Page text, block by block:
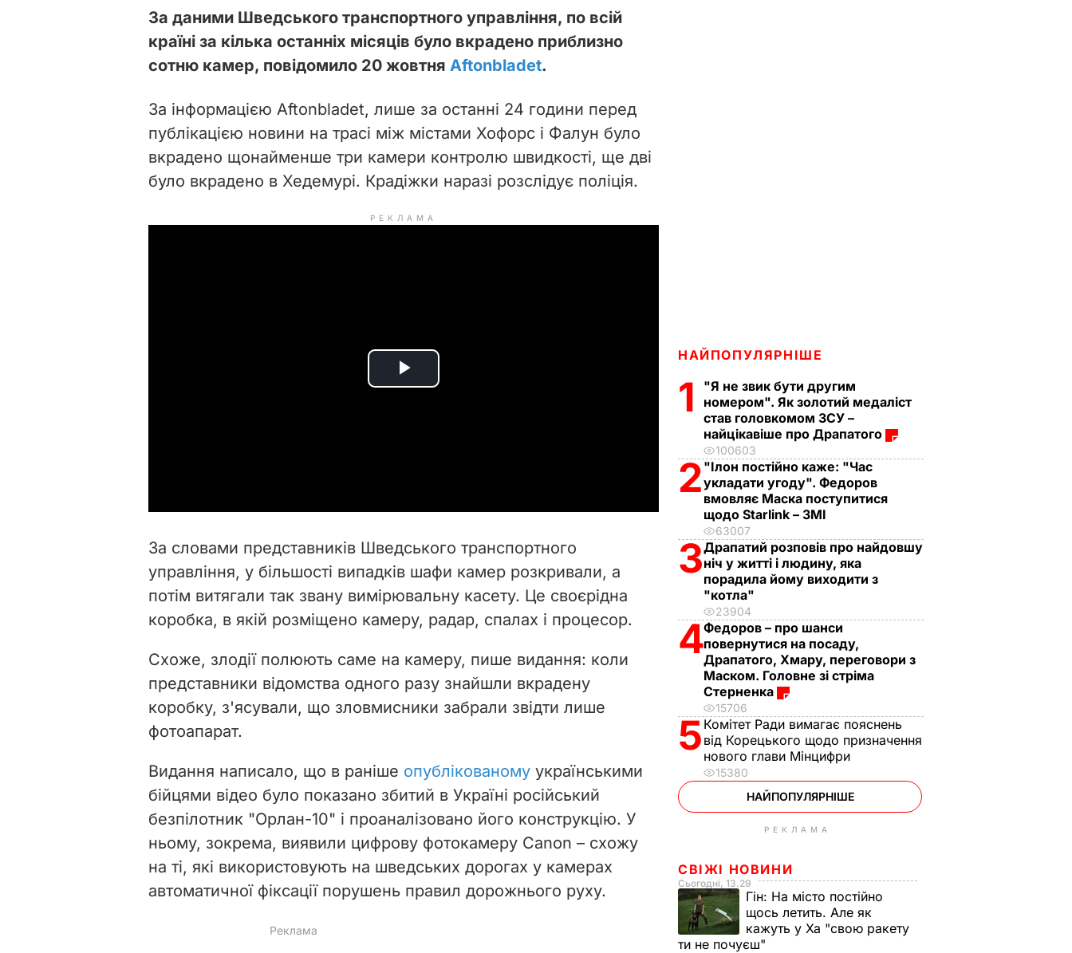
За даними Шведського транспортного управління, по всій
країні за кілька останніх місяців було вкрадено приблизно
сотню камер, повідомило 20 жовтня Aftonbladet.
За інформацією Aftonbladet, лише за останні 24 години перед
публікацією новини на трасі між містами Хофорс і Фалун було
вкрадено щонайменше три камери контролю швидкості, ще дві
було вкрадено в Хедемурі. Крадіжки наразі розслідує поліція.
РЕКЛАМА
P
i
d
e
o
За словами представників Шведського транспортного
управління, у більшості випадків шафи камер розкривали, а
потім витягали так звану вимірювальну касету. Це своєрідна
коробка, в якій розміщено камеру, радар, спалах і процесор.
Схоже, злодії полюють саме на камеру, пише видання: коли
представники відомства одного разу знайшли вкрадену
коробку, з'ясували, що зловмисники забрали звідти лише
фотоапарат.
Видання написало, що в раніше опублікованому українськими
бійцями відео було показано збитий в Україні російський
безпілотник "Орлан-10" і проаналізовано його конструкцію. У
ньому, зокрема, виявили цифрову фотокамеру Canon – схожу
на ті, які використовують на шведських дорогах у камерах
автоматичної фіксації порушень правил дорожнього руху.
НАЙПОПУЛЯРНІШЕ
1
"Я не звик бути другим
номером". Як золотий медаліст
став головкомом ЗСУ –
найцікавіше про Драпатого
100603
2 "Ілон постійно каже: "Час
укладати угоду". Федоров
вмовляє Маска поступитися
щодо Starlink – ЗМІ
63007
3Драпатий розповів про найдовшу
ніч у житті і людину, яка
порадила йому виходити з
"котла"
23904
4Федоров – про шанси
повернутися на посаду,
Драпатого, Хмару, переговори з
Маском. Головне зі стріма
Стерненка
15706
5 Комітет Ради вимагає пояснень
від Корецького щодо призначення
нового глави Мінцифри
15380
НАЙПОПУЛЯРНІШЕ
РЕКЛАМА
СВІЖІ НОВИНИ
Сьогодні, 13.29
Гін: На місто постійно
щось летить. Але як
кажуть у Ха "свою ракету
ти не почуєш"